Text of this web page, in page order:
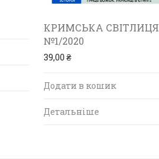
КРИМСЬКА СВІТЛИЦЯ
№1/2020
39,00 ₴
Додати в кошик
Детальніше